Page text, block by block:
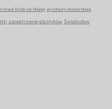
klub na Hożej wystawy malarstwa
zaopatrzenie plastyków Światosław